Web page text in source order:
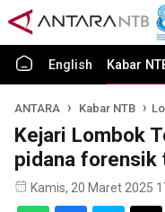
English Kabar
ANTARA Kabar NTB
Kejari Lombok
pidana forensik
Kamis, 20 Maret 2025